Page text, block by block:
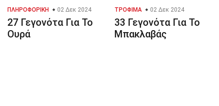
ΠΛΗΡΟΦΟΡΙΚΉ 02 Δεκ 2024
27 Γεγονότα Για Το
Ουρά
ΤΡΌΦΙΜΑ 02 Δεκ 2024
33 Γεγονότα Για Το
Μπακλαβάς